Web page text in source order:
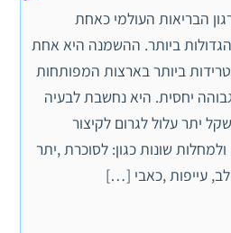
הבריאות העולמי כאחת
ביותר. ההשמנה היא אחת
ביותר בארצות המפותחות
יחסית. היא נחשבת לבעיה
יתר עלול לגרום לקיצור
שונות כגון: לסוכרת ,יתר
עייפות ,כאבי […]